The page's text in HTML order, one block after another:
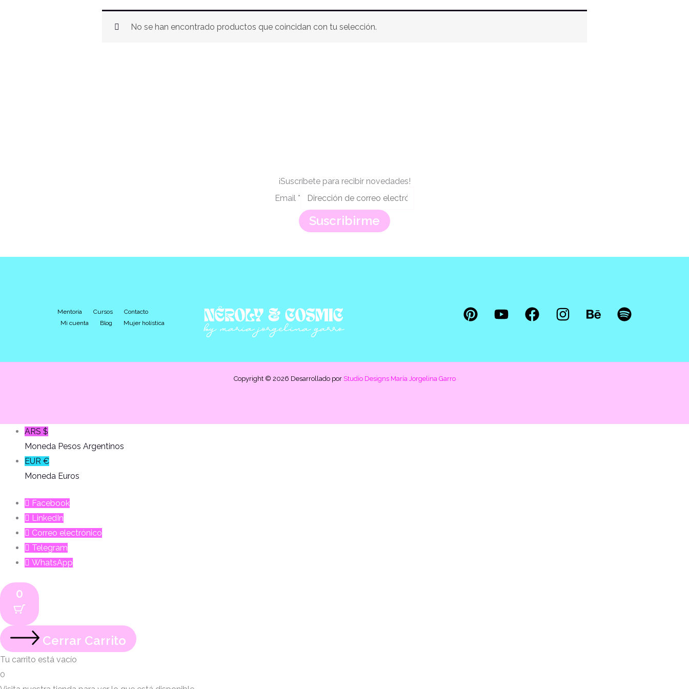
No se han encontrado productos que coincidan con tu selección.
¡Suscríbete para recibir novedades!
Email *
Suscribirme
Mentoría Cursos
Contacto
Mi cuenta
Blog Mujer holística
Copyright © 2026 Desarrollado porStudio Designs María Jorgelina Garro
ARS $
Moneda Pesos Argentinos
EUR €
Moneda Euros
Facebook
LinkedIn
Correo electrónico
Telegram
WhatsApp
0
Cerrar Carrito
Tu carrito está vacío
0